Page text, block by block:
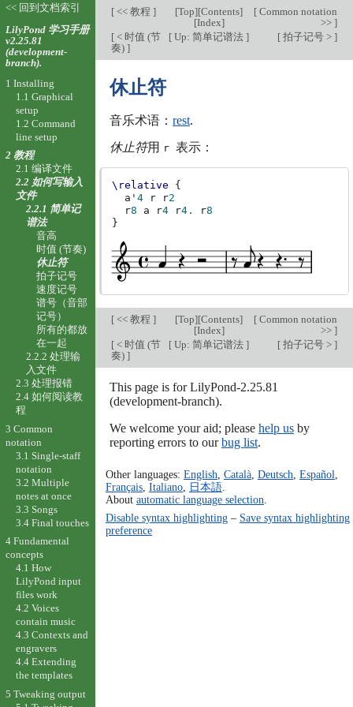
[<< 教程 ] [Top][Contents]
[Index]
[Common notation
>> ]
[< 时值 (节
奏) ]
[ Up: 简单记谱法] [拍子记号 > ]
休止符
音乐术语： rest.
休止符用 r表示：
\relative
{
a' 4 r r2
r8 a r4 r4. r8
}
[<< 教程 ] [Top][Contents]
[Index]
[Common notation
>> ]
[< 时值 (节
奏) ]
[ Up: 简单记谱法] [拍子记号 > ]
This page is for LilyPond-2.25.81
(development-branch).
We welcome your aid; please help usby
reporting errors to ourbug list.
Other languages: English Català, Deutsch Español
Français, Italiano, 日本語.
About automatic language selection
Disable syntax highlighting– Save syntax highlighting
preference
<< 回到文档索引
LilyPond 学习手册
v2.25.81
(development-
branch).
1 Installing
1.1 Graphical
setup
1.2 Command
line setup
2 教程
2.1 编译文件
2.2 如何写输入
文件
2.2.1 简单记
谱法
音高
时值 (节奏)
休止符
拍子记号
速度记号
谱号（音部
记号）
所有的都放
在一起
2.2.2 处理输
入文件
2.3 处理报错
2.4 如何阅读教
程
3 Common
notation
3.1 Single-staff
notation
3.2 Multiple
notes at once
3.3 Songs
3.4 Final touches
4 Fundamental
concepts
4.1 How
LilyPond input
files work
4.2 Voices
contain music
4.3 Contexts and
engravers
4.4 Extending
the templates
5 Tweaking output